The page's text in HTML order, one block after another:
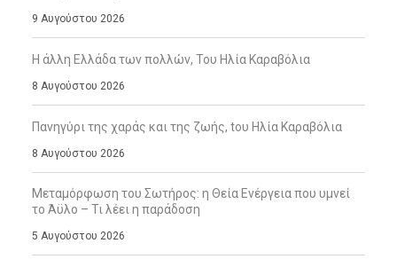
9 Αυγούστου 2026
Η άλλη Ελλάδα των πολλών, Του Ηλία Καραβόλια
8 Αυγούστου 2026
Πανηγύρι της χαράς και της ζωής, tου Ηλία Καραβόλια
8 Αυγούστου 2026
Μεταμόρφωση του Σωτήρος: η Θεία Ενέργεια που υμνεί
το Άϋλο – Τι λέει η παράδοση
5 Αυγούστου 2026